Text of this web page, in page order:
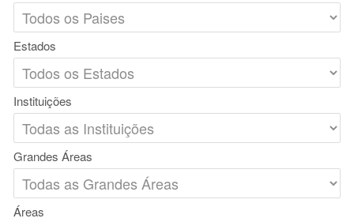
Estados
Instituições
Grandes Áreas
Áreas